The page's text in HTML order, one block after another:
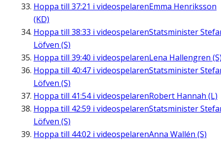
Hoppa till 37:21 i videospelarenEmma Henriksson
(KD)
Hoppa till 38:33 i videospelarenStatsminister
Löfven (S)
Hoppa till 39:40 i videospelarenLena Hallengren
Hoppa till 40:47 i videospelarenStatsminister
Löfven (S)
Hoppa till 41:54i videospelarenRobert Hannah (L)
Hoppa till 42:59 i videospelarenStatsminister
Löfven (S)
Hoppa till 44:02 i videospelarenAnna Wallén (S)